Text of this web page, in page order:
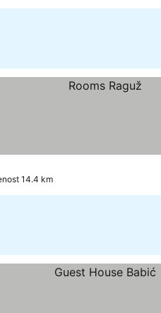
14.4 km